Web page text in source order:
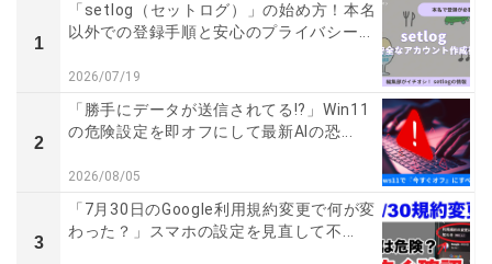
1
「setlog（セットログ）」の始め方！本名
以外での登録手順と安心のプライバシー...
2026/07/19
2
「勝手にデータが送信されてる!?」Win11
の危険設定を即オフにして最新AIの恐...
2026/08/05
3
「7月30日のGoogle利用規約変更で何が変
わった？」スマホの設定を見直して不...